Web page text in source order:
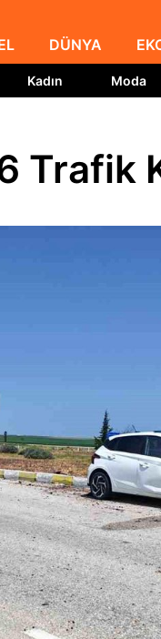
DÜNYA
Kadın Moda
Trafik